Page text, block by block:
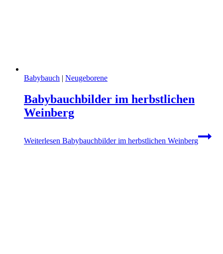
Babybauch | Neugeborene
Babybauchbilder im herbstlichen
Weinberg
Weiterlesen Babybauchbilder im herbstlichen Weinberg